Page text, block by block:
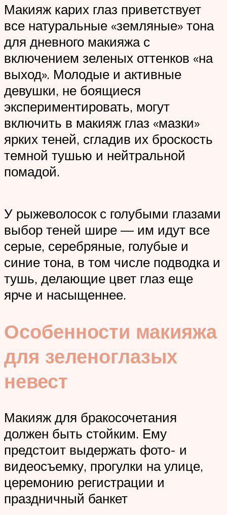
Макияж карих глаз приветствует
все натуральные «земляные» тона
для дневного макияжа с
включением зеленых оттенков «на
выход». Молодые и активные
девушки, не боящиеся
экспериментировать, могут
включить в макияж глаз «мазки»
ярких теней, сгладив их броскость
темной тушью и нейтральной
помадой.
У рыжеволосок с голубыми глазами
выбор теней шире — им идут все
серые, серебряные, голубые и
синие тона, в том числе подводка и
тушь, делающие цвет глаз еще
ярче и насыщеннее.
Особенности макияжа
для зеленоглазых
невест
Макияж для бракосочетания
должен быть стойким. Ему
предстоит выдержать фото- и
видеосъемку, прогулки на улице,
церемонию регистрации и
праздничный банкет